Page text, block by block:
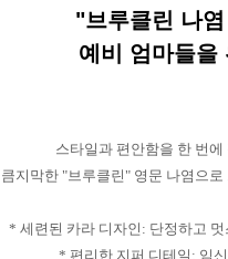
"브루클린 나
예비 엄마들
스타일과 편안함을 한 번
큼지막한 "브루클린" 영문 나염으
* 세련된 카라 디자인: 단정하고
* 편리한 지퍼 디테일: 임